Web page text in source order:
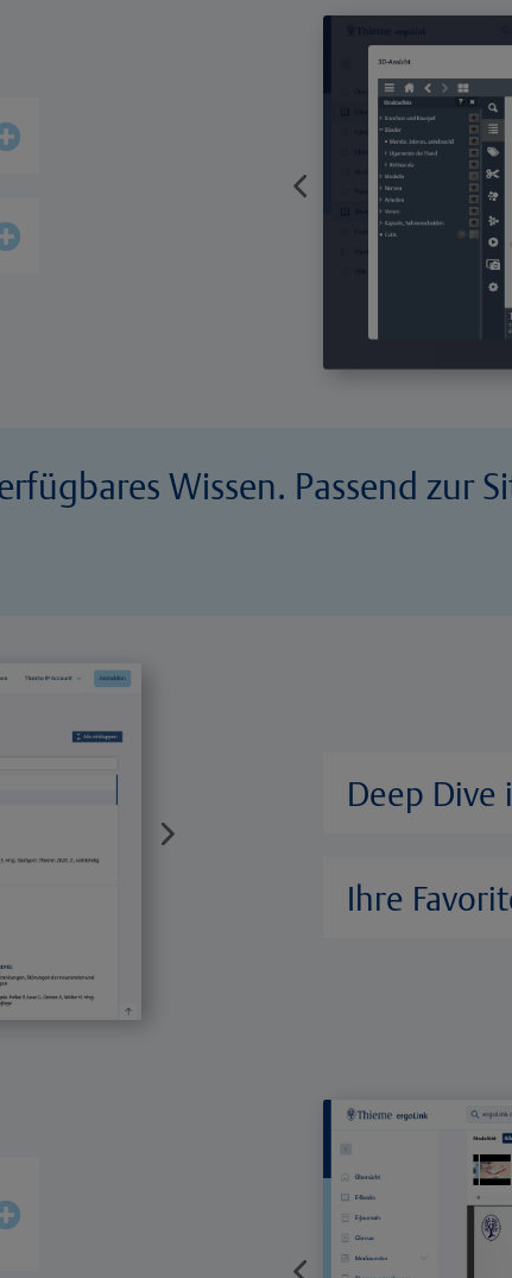
Wissen. Passend zur
Deep Dive
Ihre